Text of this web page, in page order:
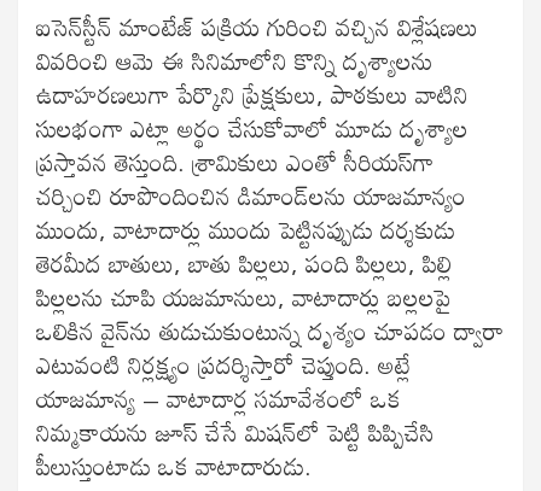
ఐసెన్‍స్టీన్‍ మాంటేజ్‍ పక్రియ గురించి వచ్చిన విశ్లేషణలు
వివరించి ఆమె ఈ సినిమాలోని కొన్ని దృశ్యాలను
ఉదాహరణలుగా పేర్కొని ప్రేక్షకులు, పాఠకులు వాటిని
సులభంగా ఎట్లా అర్థం చేసుకోవాలో మూడు దృశ్యాల
ప్రస్తావన తెస్తుంది. శ్రామికులు ఎంతో సీరియస్‍గా
చర్చించి రూపొందించిన డిమాండ్‍లను యాజమాన్యం
ముందు, వాటాదార్లు ముందు పెట్టినప్పుడు దర్శకుడు
తెరమీద బాతులు, బాతు పిల్లలు, పంది పిల్లలు, పిల్లి
పిల్లలను చూపి యజమానులు, వాటాదార్లు బల్లలపై
ఒలికిన వైన్‍ను తుడుచుకుంటున్న దృశ్యం చూపడం ద్వారా
ఎటువంటి నిర్లక్ష్యం ప్రదర్శిస్తారో చెప్తుంది. అట్లే
యాజమాన్య – వాటాదార్ల సమావేశంలో ఒక
నిమ్మకాయను జూస్‍ చేసే మిషన్‍లో పెట్టి పిప్పిచేసి
పీలుస్తుంటాడు ఒక వాటాదారుడు.